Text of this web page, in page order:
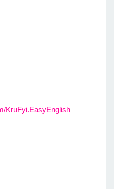
KruFyi.EasyEnglish